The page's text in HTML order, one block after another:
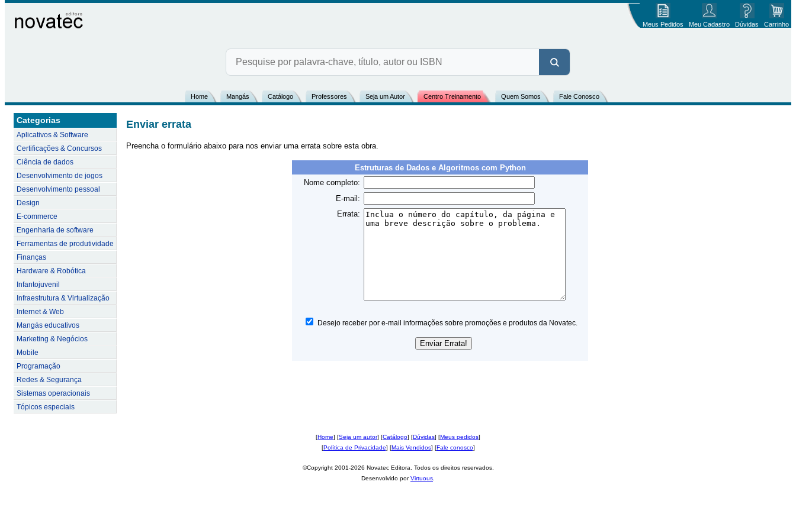
Meus Pedidos Meu Cadastro Dúvidas Carrinho
Home Mangás Catálogo Professores Seja um Autor Centro Treinamento Quem Somos Fale Conosco
Categorias
Aplicativos & Software
Certificações & Concursos
Ciência de dados
Desenvolvimento de jogos
Desenvolvimento pessoal
Design
E-commerce
Engenharia de software
Ferramentas de produtividade
Finanças
Hardware & Robótica
Infantojuvenil
Infraestrutura & Virtualização
Internet & Web
Mangás educativos
Marketing & Negócios
Mobile
Programação
Redes & Segurança
Sistemas operacionais
Tópicos especiais
Enviar errata
Preencha o formulário abaixo para nos enviar uma errata sobre esta obra.
Estruturas de Dados e Algoritmos com Python
Nome completo:
E-mail:
Errata:
Desejo receber por e-mail informações sobre promoções e produtos da Novatec.
[Home] [Seja um autor] [Catálogo] [Dúvidas] [Meus pedidos]
[Política de Privacidade] [Mais Vendidos] [Fale conosco]
©Copyright 2001-2026 Novatec Editora. Todos os direitos reservados.
Desenvolvido porVirtuous